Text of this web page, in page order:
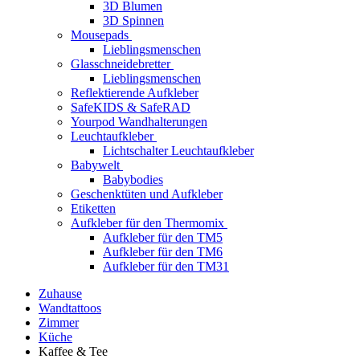
3D Blumen
3D Spinnen
Mousepads
Lieblingsmenschen
Glasschneidebretter
Lieblingsmenschen
Reflektierende Aufkleber
SafeKIDS & SafeRAD
Yourpod Wandhalterungen
Leuchtaufkleber
Lichtschalter Leuchtaufkleber
Babywelt
Babybodies
Geschenktüten und Aufkleber
Etiketten
Aufkleber für den Thermomix
Aufkleber für den TM5
Aufkleber für den TM6
Aufkleber für den TM31
Zuhause
Wandtattoos
Zimmer
Küche
Kaffee & Tee